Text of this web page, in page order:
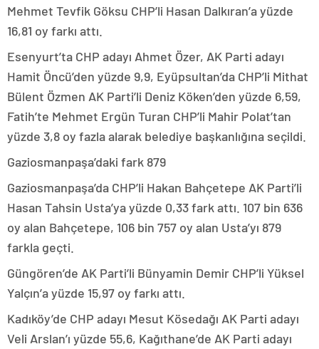
Mehmet Tevfik Göksu CHP’li Hasan Dalkıran’a yüzde
16,81 oy farkı attı.
Esenyurt’ta CHP adayı Ahmet Özer, AK Parti adayı
Hamit Öncü’den yüzde 9,9, Eyüpsultan’da CHP’li Mithat
Bülent Özmen AK Parti’li Deniz Köken’den yüzde 6,59,
Fatih’te Mehmet Ergün Turan CHP’li Mahir Polat’tan
yüzde 3,8 oy fazla alarak belediye başkanlığına seçildi.
Gaziosmanpaşa’daki fark 879
Gaziosmanpaşa’da CHP’li Hakan Bahçetepe AK Parti’li
Hasan Tahsin Usta’ya yüzde 0,33 fark attı. 107 bin 636
oy alan Bahçetepe, 106 bin 757 oy alan Usta’yı 879
farkla geçti.
Güngören’de AK Parti’li Bünyamin Demir CHP’li Yüksel
Yalçın’a yüzde 15,97 oy farkı attı.
Kadıköy’de CHP adayı Mesut Kösedağı AK Parti adayı
Veli Arslan’ı yüzde 55,6, Kağıthane’de AK Parti adayı